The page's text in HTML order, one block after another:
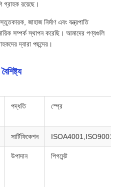
গ্রাহক রয়েছে।
জাহাজ নির্মাণ এবং যন্ত্রপাতি
সম্পর্ক স্থাপন করেছি। আমাদের পণ্যগুলি
দ্বারা পছন্দের।
পদ্ধতি স্প্রে
সার্টিফিকেশন
উপাদান পিগমেন্ট